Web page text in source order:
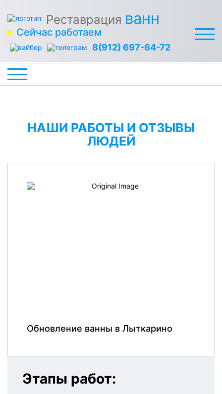
Реставрация ванн
Сейчас работаем
8(912) 697-64-72
НАШИ РАБОТЫ И ОТЗЫВЫ
ЛЮДЕЙ
Обновление ванны в Лыткарино
Этапы работ: